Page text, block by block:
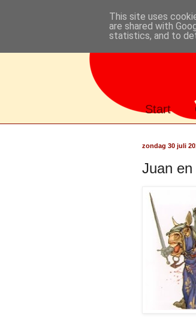
Start
zondag 30 juli
Juan
This site uses
are shared with
statistics, and to